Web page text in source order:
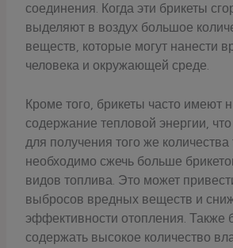
соединения. Когда эти брикеты
выделяют в воздух большое
веществ, которые могут нанести
человека и окружающей среде.
Кроме того, брикеты часто имеют
содержание тепловой энергии, что
для получения того же количества
необходимо сжечь больше
видов топлива. Это может
выбросов вредных веществ и
эффективности отопления. Также
содержать высокое количество